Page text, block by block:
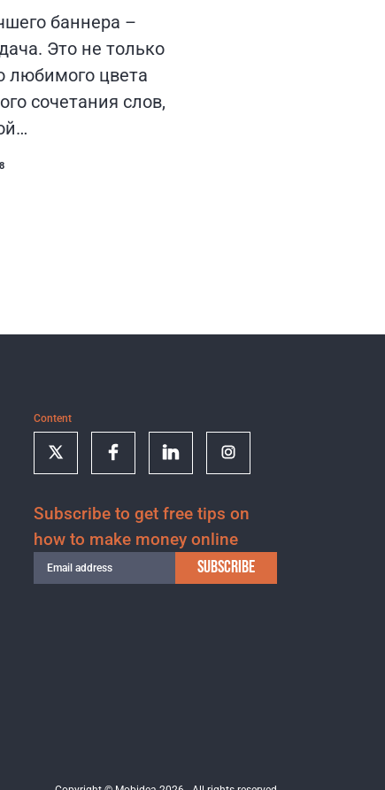
баннера –
Это не только
любимого цвета
сочетания слов,
Content
Subscribe to get free tips on
how to make money online
SUBSCRIBE